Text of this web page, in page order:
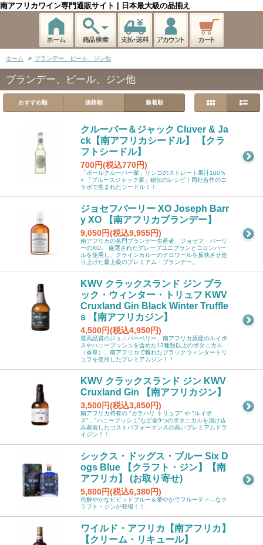
南アフリカワイン専門通販サイト | 日本最大級の品揃え
ホーム > ブランデー、ビール、ジン他
ブランデー、ビール、ジン他
おすすめ順 価格順 新着順
クルーバー＆ジャック Cluver & Ja
ck【南アフリカシードル】 【クラ
フトシードル】
700円(税込770円)
「ポールクルーバー家」リンゴのストレート果汁100％
× 「ブルースジャック家」秘伝のレシピ！両社合作のコ
ラボで生まれたシードル！！
ジョセフバーリー XO Joseph Barr
y XO 【南アフリカブランデー】
9,050円(税込9,955円)
南アフリカの名門ブランデー生産者、ジョセフ・バーリ
ーのXO。 厳選されたグレープユニブランとコロンバー
ルを使用し、クラインカルーのテロワールを反映させ造
り上げた最上級のプレミアム・ブランデー。
KWV クラックスランド ジン ブラ
ック・ウィンター・トリュフ KWV
Cruxland Gin Black Winter Truffle
s 【南アフリカジン】
4,500円(税込4,950円)
最高品質のジュニパーベリー、南アフリカ原産のルイボ
スやハニーブッシュを含めた13種類以上のボタニカル
（香草）、南アフリカで獲れたブラックウィンタートリ
ュフを使用したプレミアムジン！！
KWV クラックスランド ジン KWV
Cruxland Gin 【南アフリカジン】
3,500円(税込3,850円)
南アフリカ特有の "カラハリ トリュフ" や "ルイボ
ス"、"ハニーブッシュ"など全9つのボタニカルを漬け込
み蒸留したコストパフォーマンスの高いプレミアムドラ
イジン！！
シックス・ドッグス・ブルー Six D
ogs Blue 【クラフト・ジン】【南
アフリカ】 (お取り寄せ)
5,800円(税込6,380円)
色鮮やかなビビッドブルー＆華やかでフルーティ―なク
ラフト・ジンが登場！！
ワイルド・アフリカ【南アフリカ】
【クリーム・リキュール】